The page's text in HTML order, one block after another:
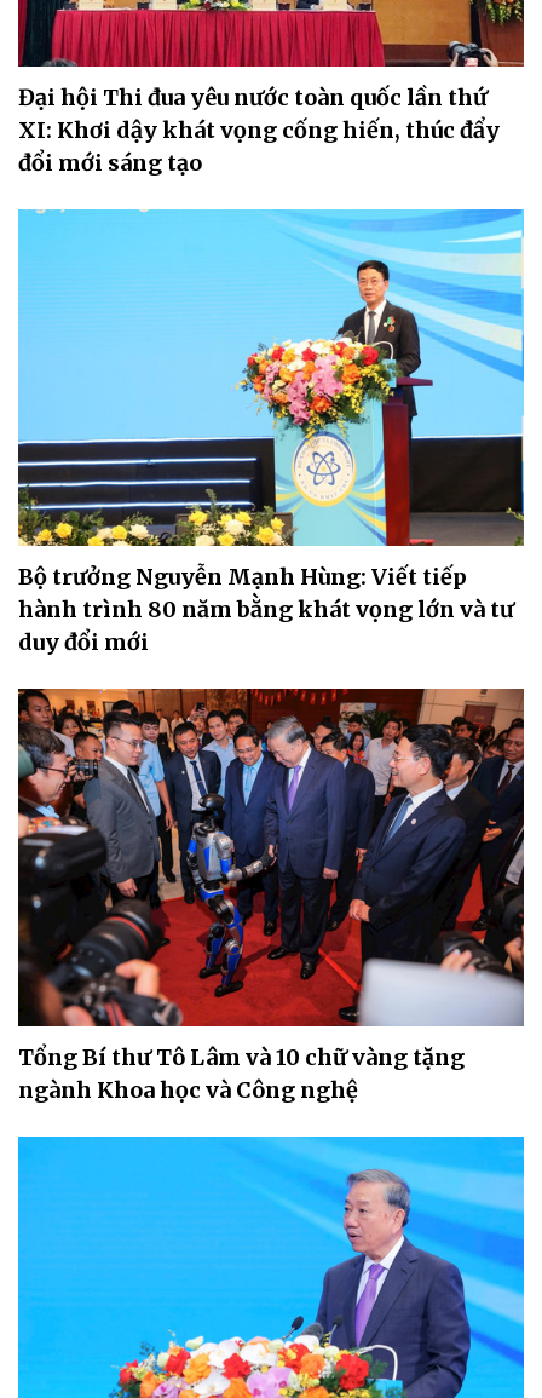
Đại hội Thi đua yêu nước toàn quốc lần thứ
XI: Khơi dậy khát vọng cống hiến, thúc đẩy
đổi mới sáng tạo
Bộ trưởng Nguyễn Mạnh Hùng: Viết tiếp
hành trình 80 năm bằng khát vọng lớn và tư
duy đổi mới
Tổng Bí thư Tô Lâm và 10 chữ vàng tặng
ngành Khoa học và Công nghệ